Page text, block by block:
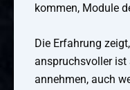
kommen, Module
Die Erfahrung
anspruchsvoller
annehmen, auch